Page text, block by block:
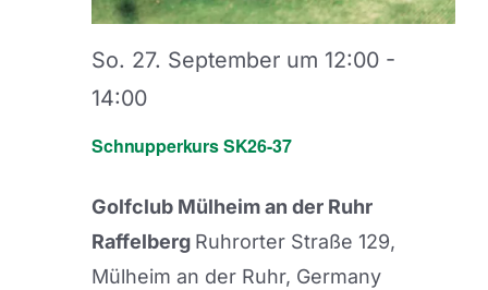
Schnupperkurs SK26-37
So. 27. September um 12:00 -
14:00
Golfclub Mülheim an der Ruhr
Raffelberg Ruhrorter Straße 129,
Mülheim an der Ruhr, Germany